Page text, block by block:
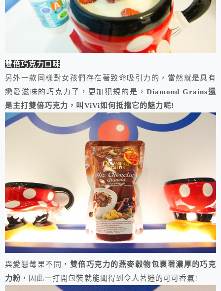
雙倍巧克力口味
另外一款同樣對女孩們存在著致命吸引力的，當然就是具有
戀愛滋味的巧克力了，更加犯規的是， Diamond Grains還
是主打雙倍巧克力，叫ViVi如何抵擋它的魅力呢!
與愛戀莓果不同， 雙倍巧克力的燕麥穀物包裹著濃厚的巧克
力粉 ，因此一打開包裝就能聞得到令人著迷的可可香氣!